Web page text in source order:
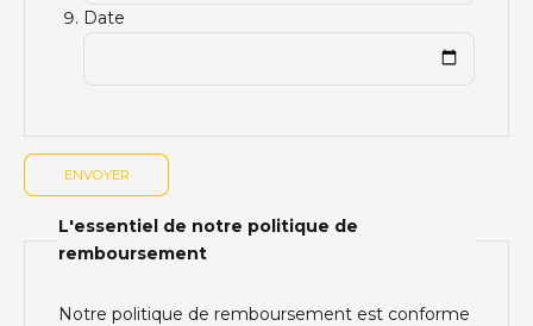
Date
L'essentiel de notre politique de
remboursement
Notre politique de remboursement est conforme